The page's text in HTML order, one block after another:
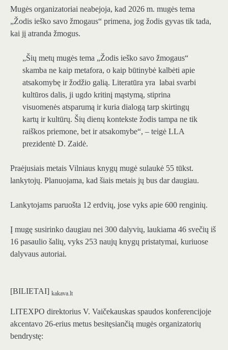
Mugės organizatoriai neabejoja, kad 2026 m. mugės tema
„Žodis ieško savo žmogaus“ primena, jog žodis gyvas tik tada,
kai jį atranda žmogus.
„Šių metų mugės tema „Žodis ieško savo žmogaus“
skamba ne kaip metafora, o kaip būtinybė kalbėti apie
atsakomybę ir žodžio galią. Literatūra yra labai svarbi
kultūros dalis, ji ugdo kritinį mąstymą, stiprina
visuomenės atsparumą ir kuria dialogą tarp skirtingų
kartų ir kultūrų. Šių dienų kontekste žodis tampa ne tik
raiškos priemone, bet ir atsakomybe“, – teigė LLA
prezidentė D. Zaidė.
Praėjusiais metais Vilniaus knygų mugė sulaukė 55 tūkst.
lankytojų. Planuojama, kad šiais metais jų bus dar daugiau.
Lankytojams paruošta 12 erdvių, jose vyks apie 600 renginių.
Į mugę susirinko daugiau nei 300 dalyvių, laukiama 46 svečių iš
16 pasaulio šalių, vyks 253 naujų knygų pristatymai, kuriuose
dalyvaus autoriai.
[BILIETAI] kakava.lt
LITEXPO direktorius V. Vaičekauskas spaudos konferencijoje
akcentavo 26-erius metus besitęsiančią mugės organizatorių
bendrystę: